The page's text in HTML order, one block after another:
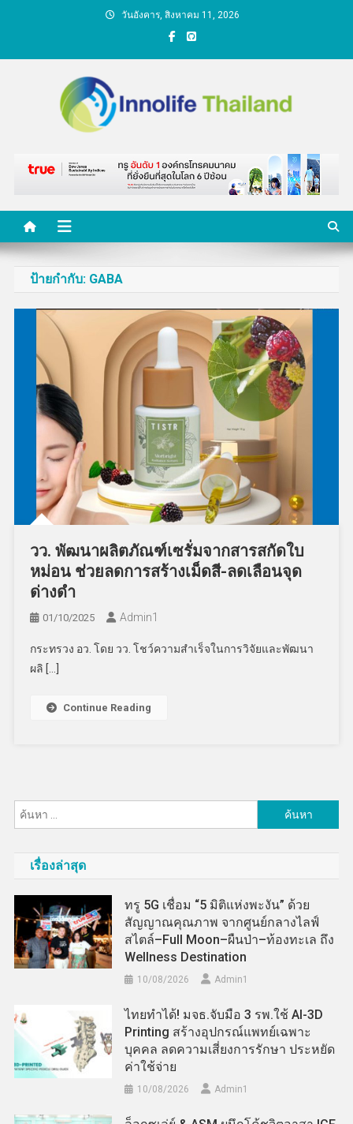
วันอังคาร, สิงหาคม 11, 2026
คนกับความคิด ชีวิตกับ
นวัตกรรม
ป้ายกำกับ: GABA
วว. พัฒนาผลิตภัณฑ์เซรั่มจากสารสกัดใบ
หม่อน ช่วยลดการสร้างเม็ดสี-ลดเลือนจุด
ด่างดำ
01/10/2025 Admin​1
กระทรวง อว. โดย วว. โชว์ความสำเร็จในการวิจัยและพัฒนา
ผลิ […]
Continue Reading
สำหรับ:
เรื่องล่าสุด
ทรู 5G เชื่อม “5 มิติแห่งพะงัน” ด้วย
สัญญาณคุณภาพ จากศูนย์กลางไลฟ์
สไตล์–Full Moon–ผืนป่า–ท้องทะเล ถึง
Wellness Destination
10/08/2026 Admin​1
ไทยทำได้! มจธ.จับมือ 3 รพ.ใช้ AI-3D
Printing สร้างอุปกรณ์แพทย์เฉพาะ
บุคคล ลดความเสี่ยงการรักษา ประหยัด
ค่าใช้จ่าย
10/08/2026 Admin​1